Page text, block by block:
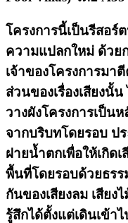
โครงการนี้เป็นรีสอร์
ความแปลกใหม่ ด้ว
เจ้าของโครงการมา
ส่วนของเรื่องเสียงนั้
วางผังโครงการเป็น
จากบริบทโดยรอบ ป
ฝายน้ำตกเพื่อให้เกิด
พื้นที่โดยรอบด้วยธร
กันของเสียงลม เสียง
รู้สึกได้ตั้งแต่เดินเข้า